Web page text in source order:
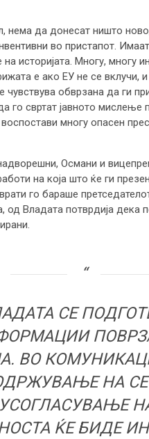
нема да донесат ништо
во пристапот.
историјата. Многу, многу
е ако ЕУ не се вклучи,
обврзана да ги
го свртат јавното
многу опасен
Османи и
на која што ќе ги
го бараше
од Владата потврдија дека
СЕ
ВО
НА
ЌЕ БИДЕ